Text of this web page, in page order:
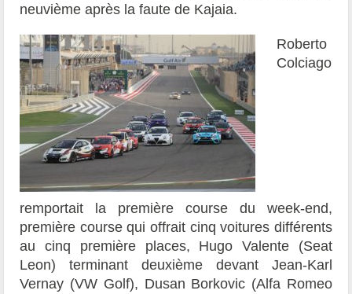
neuvième après la faute de Kajaia.
Roberto
Colciago
remportait la première course du week-end,
première course qui offrait cinq voitures différents
au cinq première places, Hugo Valente (Seat
Leon) terminant deuxième devant Jean-Karl
Vernay (VW Golf), Dusan Borkovic (Alfa Romeo